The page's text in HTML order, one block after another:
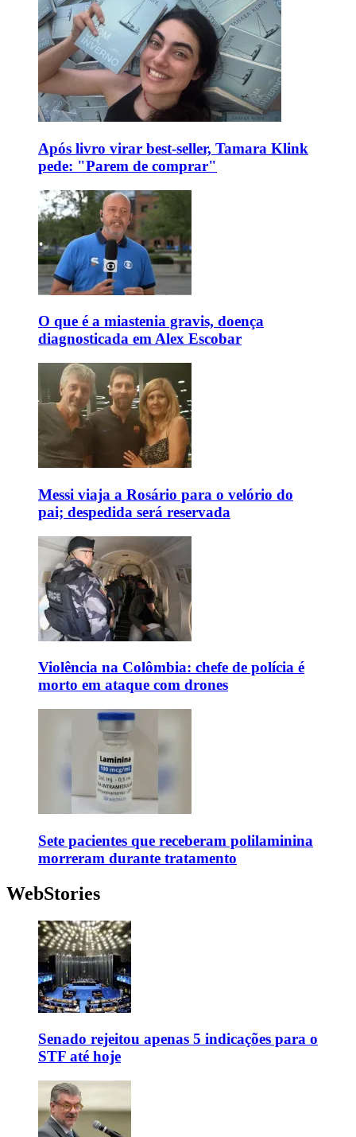
Após livro virar best-seller, Tamara Klink
pede: "Parem de comprar"
O que é a miastenia gravis, doença
diagnosticada em Alex Escobar
Messi viaja a Rosário para o velório do
pai; despedida será reservada
Violência na Colômbia: chefe de polícia é
morto em ataque com drones
Sete pacientes que receberam polilaminina
morreram durante tratamento
WebStories
Senado rejeitou apenas 5 indicações para o
STF até hoje